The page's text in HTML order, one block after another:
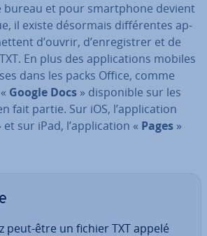
et pour smart­phone devient
il existe désormais dif­fé­rentes ap­
d’ouvrir, d’en­re­gis­trer et de
En plus des ap­pli­ca­tions mobiles
dans les packs Office, comme
Google Docs » dis­po­nible sur les
fait partie. Sur iOS, l’ap­pli­ca­tion
et sur iPad, l’ap­pli­ca­tion « Pages »
peut-être un fichier TXT appelé